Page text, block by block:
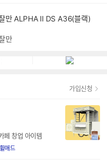
만 ALPHA II DS A36(블랙)
만
가입신청
페 창업 아이템
휠애드